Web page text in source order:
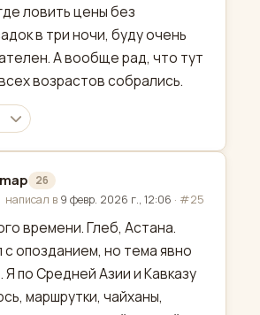
ловить цены без
в три ночи, буду очень
А вообще рад, что тут
возрастов собрались.
26
написал в 9 февр. 2026 г., 12:06 · #25
времени. Глеб, Астана.
опозданием, но тема явно
Я по Средней Азии и Кавказу
маршрутки, чайханы,